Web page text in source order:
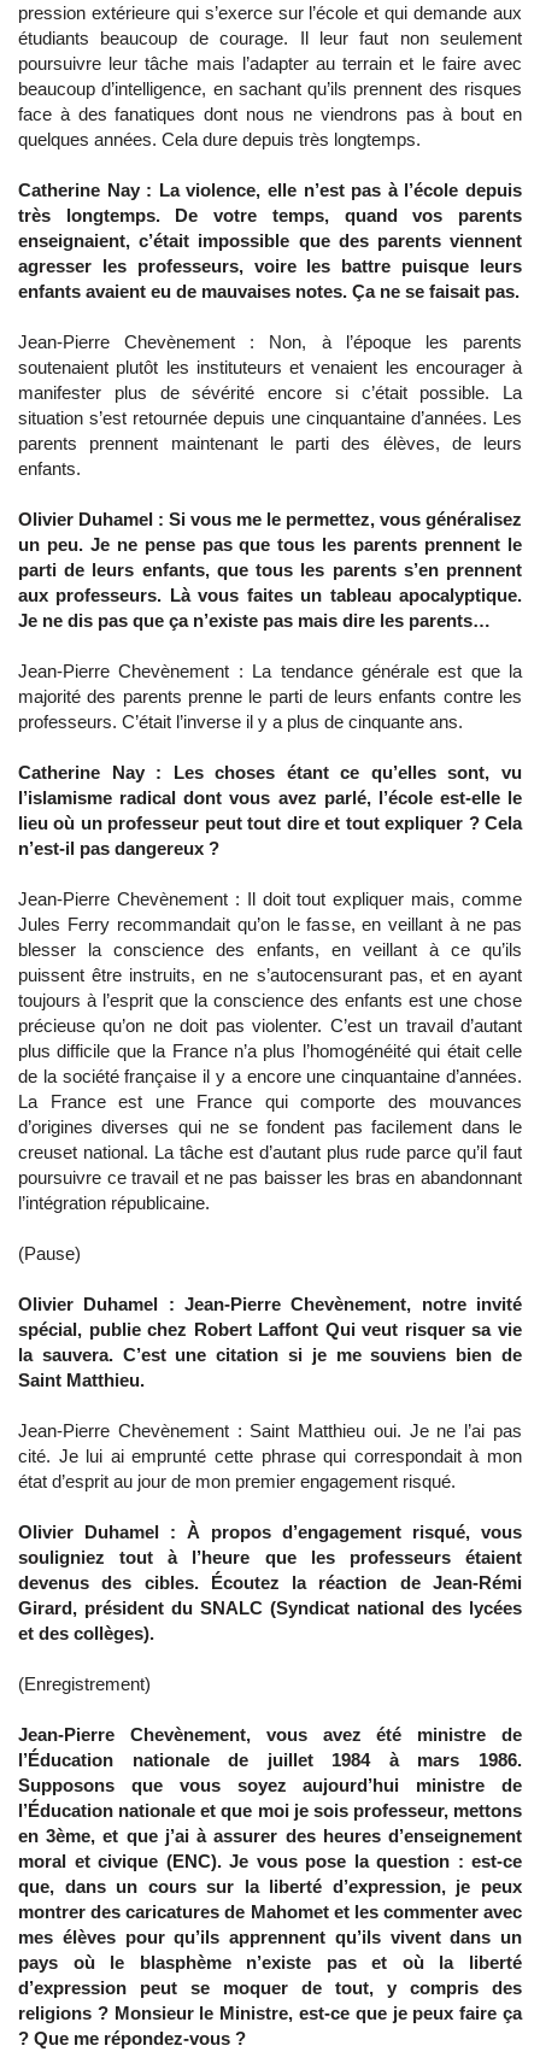
pression extérieure qui s’exerce sur l’école et qui demande aux
étudiants beaucoup de courage. Il leur faut non seulement
poursuivre leur tâche mais l’adapter au terrain et le faire avec
beaucoup d’intelligence, en sachant qu’ils prennent des risques
face à des fanatiques dont nous ne viendrons pas à bout en
quelques années. Cela dure depuis très longtemps.
Catherine Nay : La violence, elle n’est pas à l’école depuis
très longtemps. De votre temps, quand vos parents
enseignaient, c’était impossible que des parents viennent
agresser les professeurs, voire les battre puisque leurs
enfants avaient eu de mauvaises notes. Ça ne se faisait pas.
Jean-Pierre Chevènement : Non, à l’époque les parents
soutenaient plutôt les instituteurs et venaient les encourager à
manifester plus de sévérité encore si c’était possible. La
situation s’est retournée depuis une cinquantaine d’années. Les
parents prennent maintenant le parti des élèves, de leurs
enfants.
Olivier Duhamel : Si vous me le permettez, vous généralisez
un peu. Je ne pense pas que tous les parents prennent le
parti de leurs enfants, que tous les parents s’en prennent
aux professeurs. Là vous faites un tableau apocalyptique.
Je ne dis pas que ça n’existe pas mais dire les parents…
Jean-Pierre Chevènement : La tendance générale est que la
majorité des parents prenne le parti de leurs enfants contre les
professeurs. C’était l’inverse il y a plus de cinquante ans.
Catherine Nay : Les choses étant ce qu’elles sont, vu
l’islamisme radical dont vous avez parlé, l’école est-elle le
lieu où un professeur peut tout dire et tout expliquer ? Cela
n’est-il pas dangereux ?
Jean-Pierre Chevènement : Il doit tout expliquer mais, comme
Jules Ferry recommandait qu’on le fasse, en veillant à ne pas
blesser la conscience des enfants, en veillant à ce qu’ils
puissent être instruits, en ne s’autocensurant pas, et en ayant
toujours à l’esprit que la conscience des enfants est une chose
précieuse qu’on ne doit pas violenter. C’est un travail d’autant
plus difficile que la France n’a plus l’homogénéité qui était celle
de la société française il y a encore une cinquantaine d’années.
La France est une France qui comporte des mouvances
d’origines diverses qui ne se fondent pas facilement dans le
creuset national. La tâche est d’autant plus rude parce qu’il faut
poursuivre ce travail et ne pas baisser les bras en abandonnant
l’intégration républicaine.
(Pause)
Olivier Duhamel : Jean-Pierre Chevènement, notre invité
spécial, publie chez Robert Laffont Qui veut risquer sa vie
la sauvera. C’est une citation si je me souviens bien de
Saint Matthieu.
Jean-Pierre Chevènement : Saint Matthieu oui. Je ne l’ai pas
cité. Je lui ai emprunté cette phrase qui correspondait à mon
état d’esprit au jour de mon premier engagement risqué.
Olivier Duhamel : À propos d’engagement risqué, vous
souligniez tout à l’heure que les professeurs étaient
devenus des cibles. Écoutez la réaction de Jean-Rémi
Girard, président du SNALC (Syndicat national des lycées
et des collèges).
(Enregistrement)
Jean-Pierre Chevènement, vous avez été ministre de
l’Éducation nationale de juillet 1984 à mars 1986.
Supposons que vous soyez aujourd’hui ministre de
l’Éducation nationale et que moi je sois professeur, mettons
en 3ème, et que j’ai à assurer des heures d’enseignement
moral et civique (ENC). Je vous pose la question : est-ce
que, dans un cours sur la liberté d’expression, je peux
montrer des caricatures de Mahomet et les commenter avec
mes élèves pour qu’ils apprennent qu’ils vivent dans un
pays où le blasphème n’existe pas et où la liberté
d’expression peut se moquer de tout, y compris des
religions ? Monsieur le Ministre, est-ce que je peux faire ça
? Que me répondez-vous ?